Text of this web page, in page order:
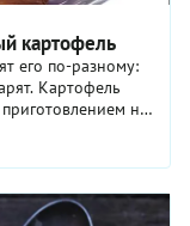
картофель
его по-разному:
Картофель
не